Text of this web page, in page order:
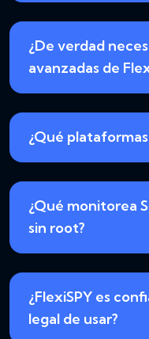
¿De verdad
avanzadas de
¿Qué
¿Qué monitorea
sin root?
¿FlexiSPY es
legal de usar?